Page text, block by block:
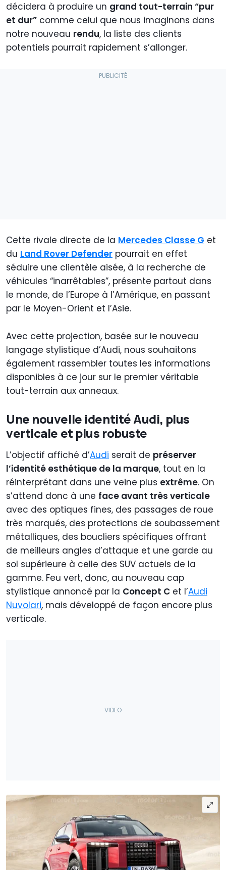
décidera à produire un grand tout-terrain “pur
et dur” comme celui que nous imaginons dans
notre nouveau rendu, la liste des clients
potentiels pourrait rapidement s’allonger.
Cette rivale directe de la Mercedes Classe G et
du Land Rover Defender pourrait en effet
séduire une clientèle aisée, à la recherche de
véhicules “inarrêtables”, présente partout dans
le monde, de l’Europe à l’Amérique, en passant
par le Moyen-Orient et l’Asie.
Avec cette projection, basée sur le nouveau
langage stylistique d’Audi, nous souhaitons
également rassembler toutes les informations
disponibles à ce jour sur le premier véritable
tout-terrain aux anneaux.
Une nouvelle identité Audi, plus
verticale et plus robuste
L’objectif affiché d’Audi serait de préserver
l’identité esthétique de la marque, tout en la
réinterprétant dans une veine plus extrême. On
s’attend donc à une face avant très verticale
avec des optiques fines, des passages de roue
très marqués, des protections de soubassement
métalliques, des boucliers spécifiques offrant
de meilleurs angles d’attaque et une garde au
sol supérieure à celle des SUV actuels de la
gamme. Feu vert, donc, au nouveau cap
stylistique annoncé par la Concept C et l’Audi
Nuvolari, mais développé de façon encore plus
verticale.